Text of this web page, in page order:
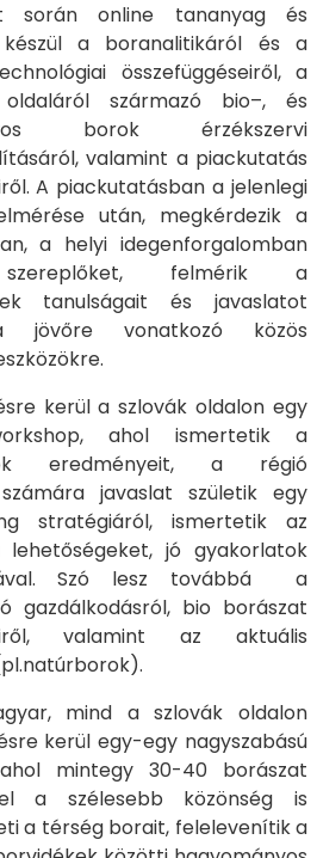
során online tananyag és
készül a boranalitikáról és a
összefüggéseiről, a
származó bio–, és
borok érzékszervi
valamint a piackutatás
A piackutatásban a jelenlegi
után, megkérdezik a
a helyi idegenforgalomban
felmérik a
tanulságait és javaslatot
jövőre vonatkozó közös
kerül a szlovák oldalon egy
ahol ismertetik a
eredményeit, a régió
javaslat születik egy
stratégiáról, ismertetik az
lehetőségeket, jó gyakorlatok
Szó lesz továbbá a
gazdálkodásról, bio borászat
valamint az aktuális
mind a szlovák oldalon
kerül egy-egy nagyszabású
mintegy 30-40 borászat
a szélesebb közönség is
a térség borait, felelevenítik a